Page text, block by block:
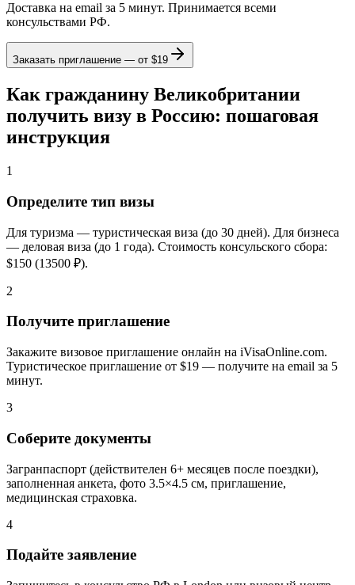
Доставка на email за 5 минут. Принимается всеми
консульствами РФ.
Заказать приглашение — от $19
Как гражданину Великобритании
получить визу в Россию: пошаговая
инструкция
1
Определите тип визы
Для туризма — туристическая виза (до 30 дней). Для бизнеса
— деловая виза (до 1 года). Стоимость консульского сбора:
$150 (13500 ₽).
2
Получите приглашение
Закажите визовое приглашение онлайн на iVisaOnline.com.
Туристическое приглашение от $19 — получите на email за 5
минут.
3
Соберите документы
Загранпаспорт (действителен 6+ месяцев после поездки),
заполненная анкета, фото 3.5×4.5 см, приглашение,
медицинская страховка.
4
Подайте заявление